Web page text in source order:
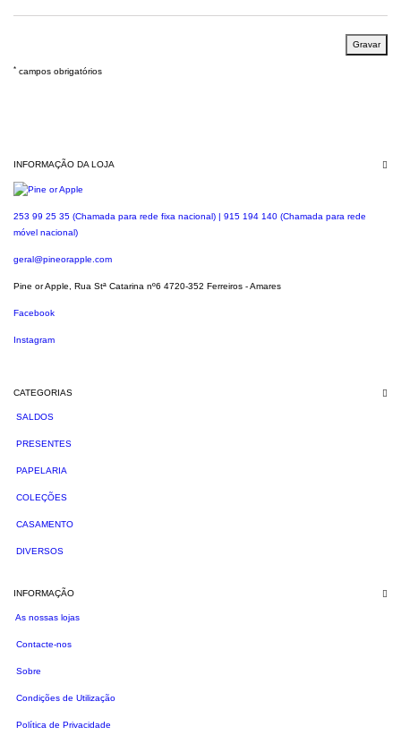
Gravar
* campos obrigatórios
INFORMAÇÃO DA LOJA
253 99 25 35 (Chamada para rede fixa nacional) | 915 194 140 (Chamada para rede
móvel nacional)
geral@pineorapple.com
Pine or Apple, Rua Stª Catarina nº6 4720-352 Ferreiros - Amares
Facebook
Instagram
CATEGORIAS
SALDOS
PRESENTES
PAPELARIA
COLEÇÕES
CASAMENTO
DIVERSOS
INFORMAÇÃO
As nossas lojas
Contacte-nos
Sobre
Condições de Utilização
Política de Privacidade